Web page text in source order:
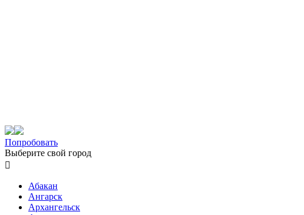
Попробовать
Выберите свой город

Абакан
Ангарск
Архангельск